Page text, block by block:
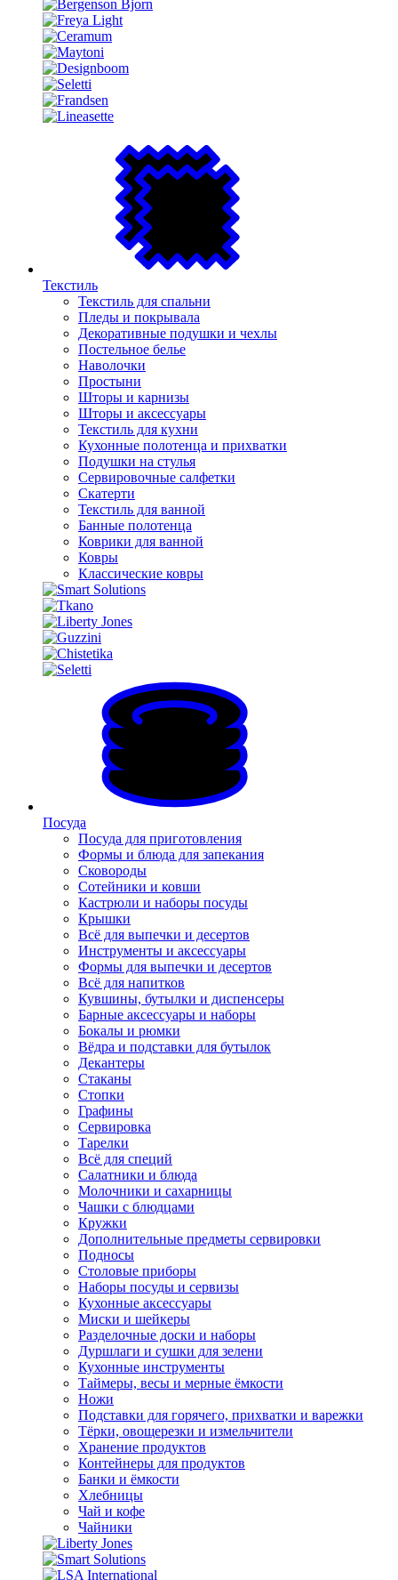
Текстиль
Текстиль для спальни
Пледы и покрывала
Декоративные подушки и чехлы
Постельное белье
Наволочки
Простыни
Шторы и карнизы
Шторы и аксессуары
Текстиль для кухни
Кухонные полотенца и прихватки
Подушки на стулья
Сервировочные салфетки
Скатерти
Текстиль для ванной
Банные полотенца
Коврики для ванной
Ковры
Классические ковры
Посуда
Посуда для приготовления
Формы и блюда для запекания
Сковороды
Сотейники и ковши
Кастрюли и наборы посуды
Крышки
Всё для выпечки и десертов
Инструменты и аксессуары
Формы для выпечки и десертов
Всё для напитков
Кувшины, бутылки и диспенсеры
Барные аксессуары и наборы
Бокалы и рюмки
Вёдра и подставки для бутылок
Декантеры
Стаканы
Стопки
Графины
Сервировка
Тарелки
Всё для специй
Салатники и блюда
Молочники и сахарницы
Чашки с блюдцами
Кружки
Дополнительные предметы сервировки
Подносы
Столовые приборы
Наборы посуды и сервизы
Кухонные аксессуары
Миски и шейкеры
Разделочные доски и наборы
Дуршлаги и сушки для зелени
Кухонные инструменты
Таймеры, весы и мерные ёмкости
Ножи
Подставки для горячего, прихватки и варежки
Тёрки, овощерезки и измельчители
Хранение продуктов
Контейнеры для продуктов
Банки и ёмкости
Хлебницы
Чай и кофе
Чайники